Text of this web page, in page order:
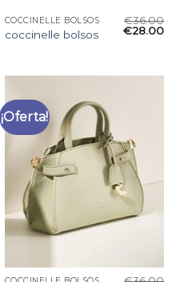
COCCINELLE BOLSOS
coccinelle bolsos
€36.00
€28.00
¡Oferta!